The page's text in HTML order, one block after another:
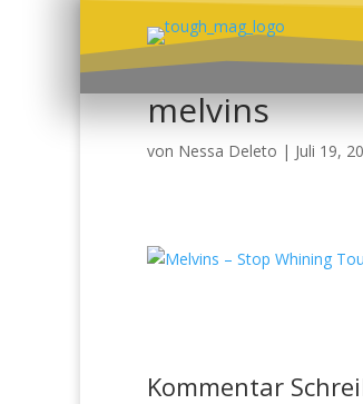
melvins
von Nessa Deleto | Juli 19,
Kommentar